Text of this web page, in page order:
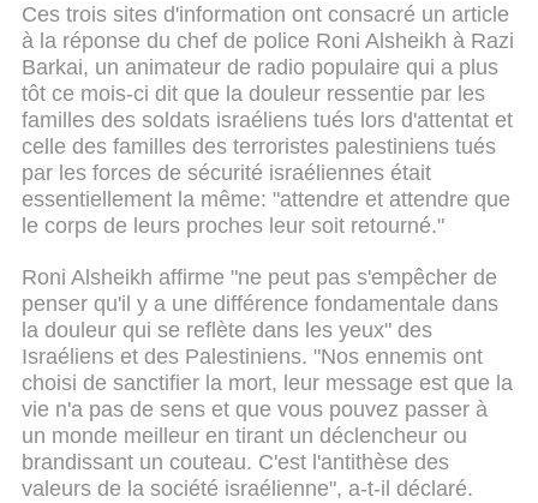
Ces trois sites d'information ont consacré un article
à la réponse du chef de police Roni Alsheikh à Razi
Barkai, un animateur de radio populaire qui a plus
tôt ce mois-ci dit que la douleur ressentie par les
familles des soldats israéliens tués lors d'attentat et
celle des familles des terroristes palestiniens tués
par les forces de sécurité israéliennes était
essentiellement la même: "attendre et attendre que
le corps de leurs proches leur soit retourné."
Roni Alsheikh affirme "ne peut pas s'empêcher de
penser qu'il y a une différence fondamentale dans
la douleur qui se reflète dans les yeux" des
Israéliens et des Palestiniens. "Nos ennemis ont
choisi de sanctifier la mort, leur message est que la
vie n'a pas de sens et que vous pouvez passer à
un monde meilleur en tirant un déclencheur ou
brandissant un couteau. C'est l'antithèse des
valeurs de la société israélienne", a-t-il déclaré.